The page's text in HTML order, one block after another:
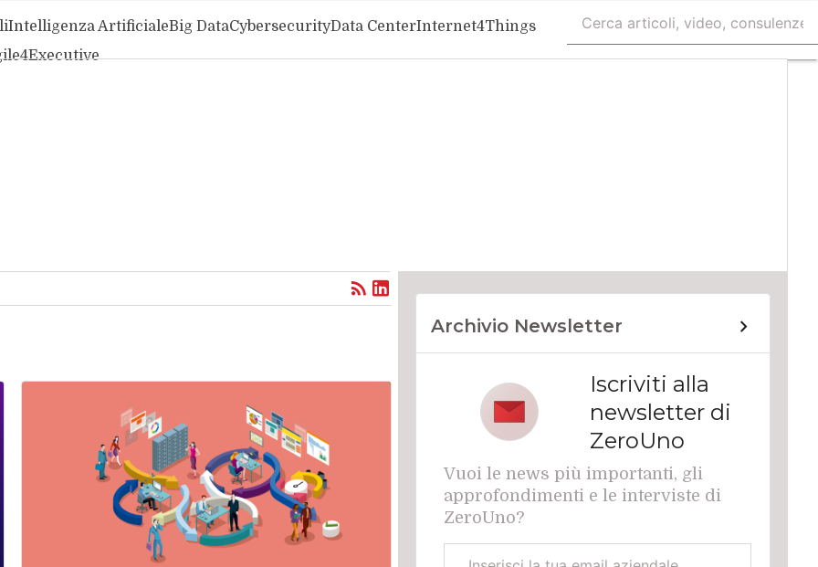
Intelligenza ArtificialeBig DataCybersecurityData CenterInternet4Things
Archivio Newsletter
Iscriviti alla
newsletter di
ZeroUno
Vuoi le news più importanti, gli
approfondimenti e le interviste di
ZeroUno?